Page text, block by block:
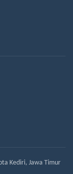
Kediri, Jawa Timur